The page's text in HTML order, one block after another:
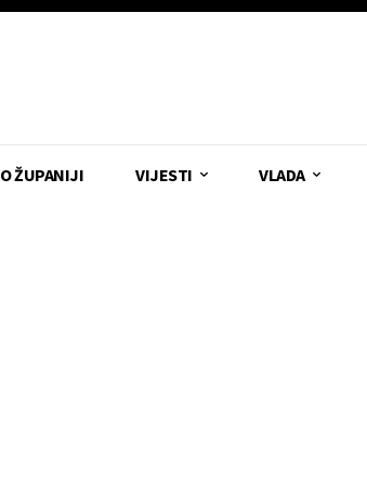
O ŽUPANIJI VIJESTI VLADA